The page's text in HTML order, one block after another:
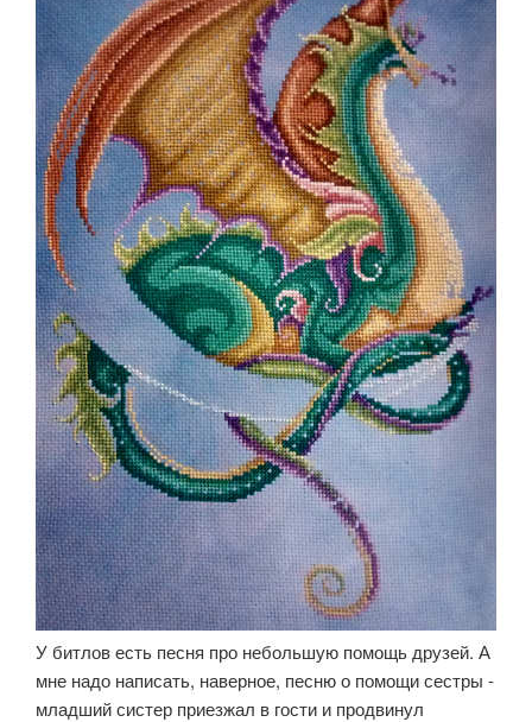
У битлов есть песня про небольшую помощь друзей. А
мне надо написать, наверное, песню о помощи сестры -
младший систер приезжал в гости и продвинул